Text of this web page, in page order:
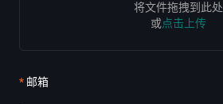
邮箱
将文件拖拽到此处
或点击上传